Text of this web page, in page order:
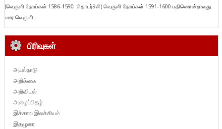
(வெருளி நோய்கள் 1586-1590 :தொடர்ச்சி) வெருளி நோய்கள் 1591-1600 பதினொன்றாவது
வார வெருளி...
பிரிவுகள்
அயல்நாடு
அறிக்கை
அறிவியல்
அழைப்பிதழ்
இக்கால இலக்கியம்
இதழுரை